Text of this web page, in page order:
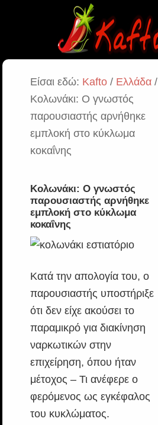
Είσαι εδώ: Kafto/ Ελλάδα/
Κολωνάκι: Ο γνωστός
παρουσιαστής αρνήθηκε
εμπλοκή στο κύκλωμα
κοκαΐνης
Κολωνάκι: Ο γνωστός
παρουσιαστής αρνήθηκε
εμπλοκή στο κύκλωμα
κοκαΐνης
Κατά την απολογία του, ο
παρουσιαστής υποστήριξε
ότι δεν είχε ακούσει το
παραμικρό για διακίνηση
ναρκωτικών στην
επιχείρηση, όπου ήταν
μέτοχος – Τι ανέφερε ο
φερόμενος ως εγκέφαλος
του κυκλώματος.